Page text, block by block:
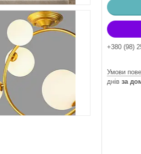
+380 (98)
днів за